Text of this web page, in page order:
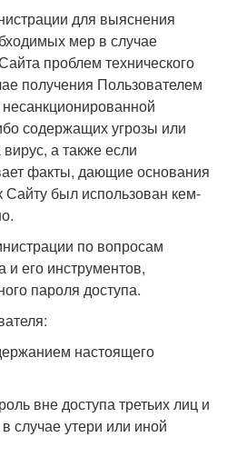
для выяснения
мер в случае
проблем технического
получения Пользователем
содержащих угрозы или
а также если
факты, дающие основания
Сайту был использован кем-
по вопросам
его инструментов,
пароля доступа.
настоящего
вне доступа третьих лиц и
случае утери или иной